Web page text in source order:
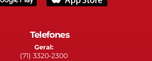
Telefones
Geral:
(71) 3320-2300